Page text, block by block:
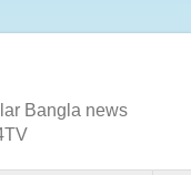
Bangla news